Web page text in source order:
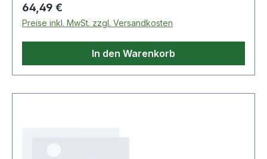
Regulärer Preis:
64,49 €
Preise inkl. MwSt. zzgl. Versandkosten
In den Warenkorb